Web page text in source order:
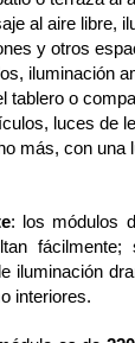
al aire libre,
y otros
iluminación
tablero o
luces de
más, con una
: los módulos
fácilmente;
iluminación
interiores.